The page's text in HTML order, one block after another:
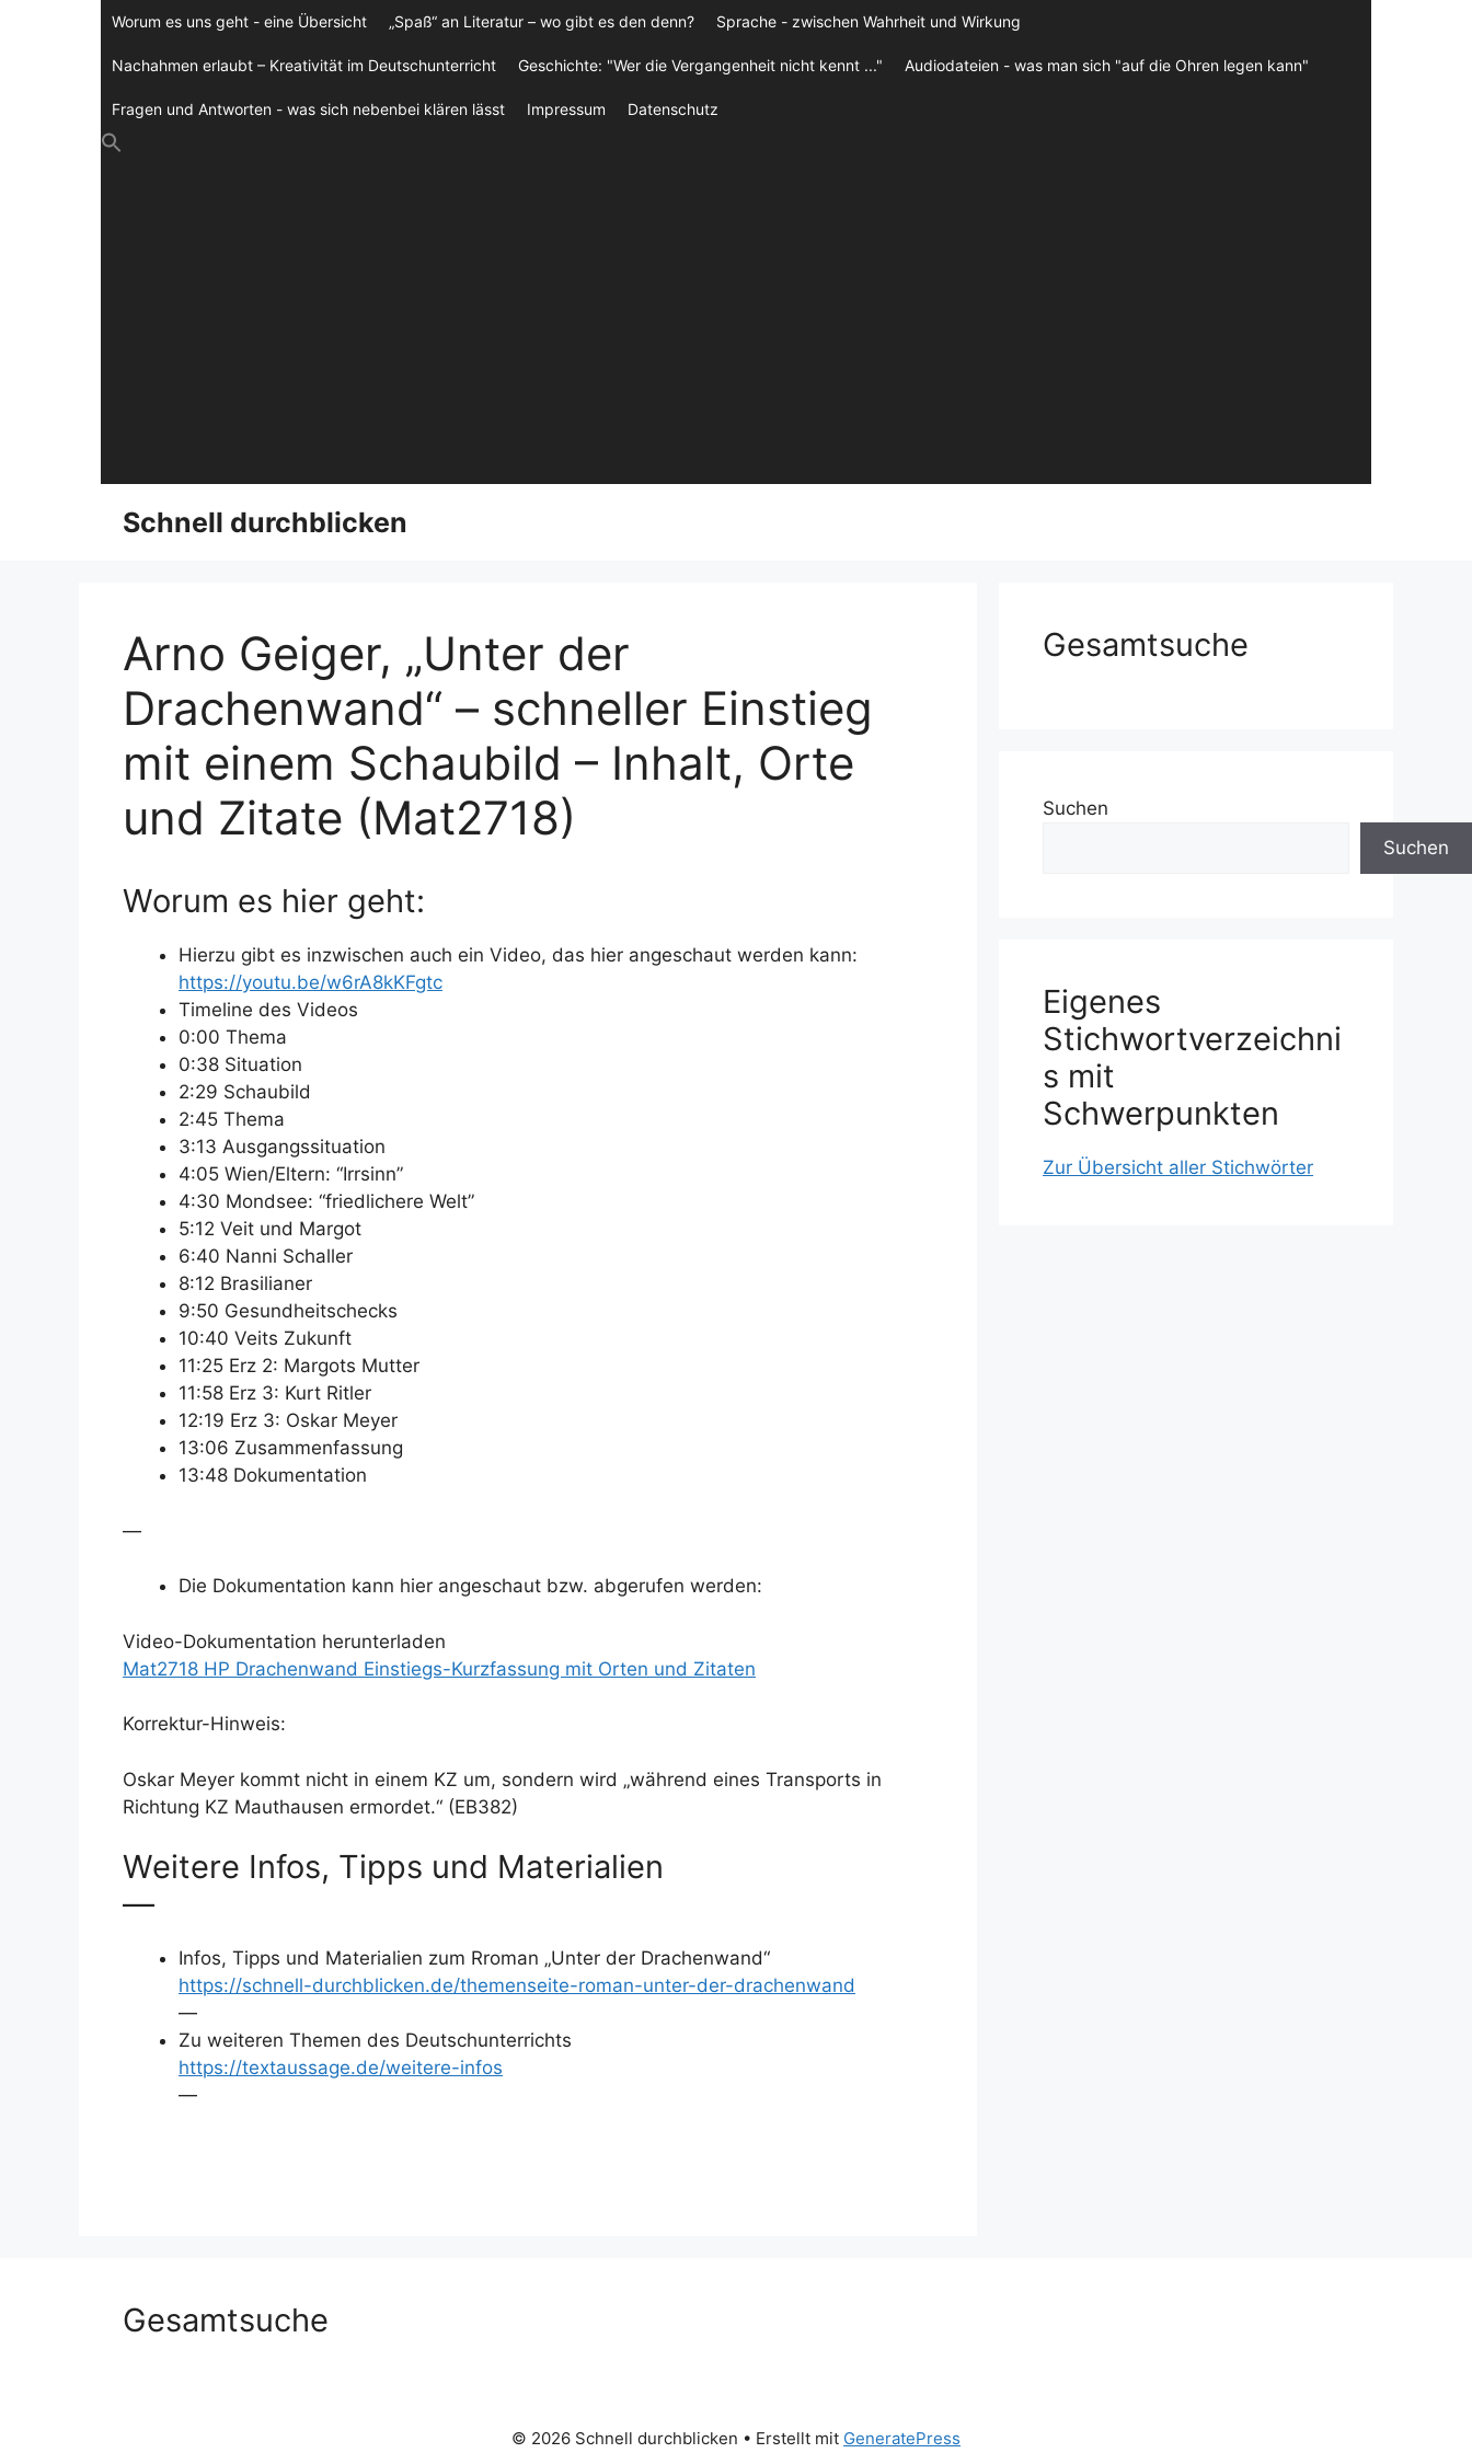
Worum es uns geht - eine Übersicht „Spaß“ an Literatur – wo gibt es den denn? Sprache - zwischen Wahrheit und Wirkung
Nachahmen erlaubt – Kreativität im Deutschunterricht Geschichte: "Wer die Vergangenheit nicht kennt ..." Audiodateien - was man sich "auf die Ohren legen kann"
Fragen und Antworten - was sich nebenbei klären lässt Impressum Datenschutz
Schnell durchblicken
Arno Geiger, „Unter der
Drachenwand“ – schneller Einstieg
mit einem Schaubild – Inhalt, Orte
und Zitate (Mat2718)
Worum es hier geht:
Hierzu gibt es inzwischen auch ein Video, das hier angeschaut werden kann:
https://youtu.be/w6rA8kKFgtc
Timeline des Videos
0:00 Thema
0:38 Situation
2:29 Schaubild
2:45 Thema
3:13 Ausgangssituation
4:05 Wien/Eltern: “Irrsinn”
4:30 Mondsee: “friedlichere Welt”
5:12 Veit und Margot
6:40 Nanni Schaller
8:12 Brasilianer
9:50 Gesundheitschecks
10:40 Veits Zukunft
11:25 Erz 2: Margots Mutter
11:58 Erz 3: Kurt Ritler
12:19 Erz 3: Oskar Meyer
13:06 Zusammenfassung
13:48 Dokumentation
—
Die Dokumentation kann hier angeschaut bzw. abgerufen werden:
Video-Dokumentation herunterladen
Mat2718 HP Drachenwand Einstiegs-Kurzfassung mit Orten und Zitaten
Korrektur-Hinweis:
Oskar Meyer kommt nicht in einem KZ um, sondern wird „während eines Transports in
Richtung KZ Mauthausen ermordet.“ (EB382)
Weitere Infos, Tipps und Materialien
—
Infos, Tipps und Materialien zum Rroman „Unter der Drachenwand“
https://schnell-durchblicken.de/themenseite-roman-unter-der-drachenwand
—
Zu weiteren Themen des Deutschunterrichts
https://textaussage.de/weitere-infos
—
Gesamtsuche
Suchen
Suchen
Eigenes
Stichwortverzeichni
s mit
Schwerpunkten
Zur Übersicht aller Stichwörter
Gesamtsuche
© 2026 Schnell durchblicken • Erstellt mit GeneratePress